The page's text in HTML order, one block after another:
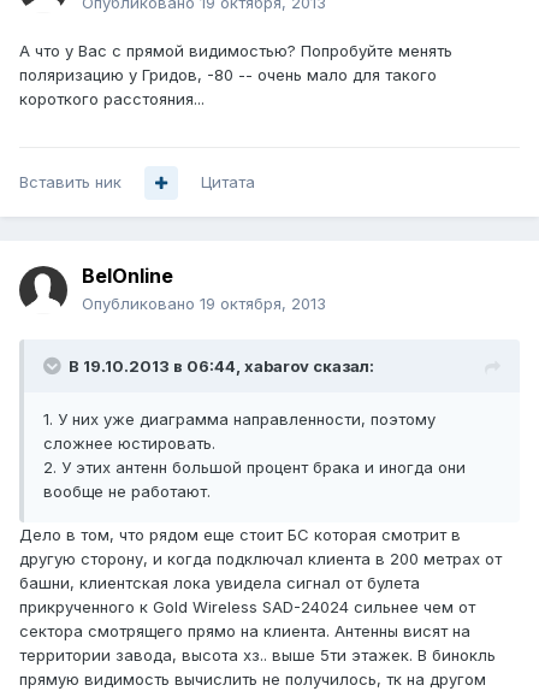
А что у Вас с прямой видимостью? Попробуйте менять
поляризацию у Гридов, -80 -- очень мало для такого
короткого расстояния...
Вставить ник Цитата
BelOnline
Опубликовано 19 октября, 2013
В 19.10.2013 в 06:44, xabarov сказал:
1. У них уже диаграмма направленности, поэтому
сложнее юстировать.
2. У этих антенн большой процент брака и иногда они
вообще не работают.
Дело в том, что рядом еще стоит БС которая смотрит в
другую сторону, и когда подключал клиента в 200 метрах от
башни, клиентская лока увидела сигнал от булета
прикрученного к Gold Wireless SAD-24024 сильнее чем от
сектора смотрящего прямо на клиента. Антенны висят на
территории завода, высота хз.. выше 5ти этажек. В бинокль
прямую видимость вычислить не получилось, тк на другом